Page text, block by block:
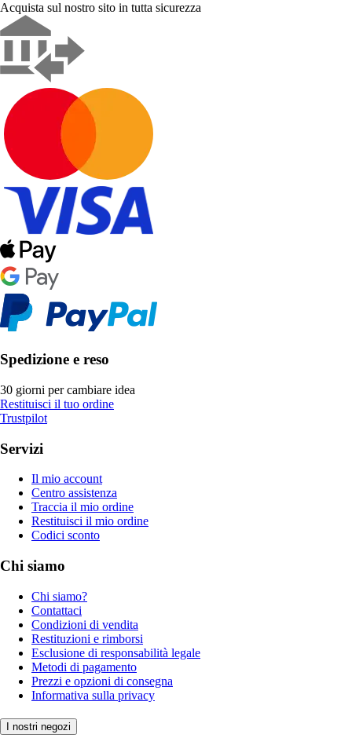
Acquista sul nostro sito in tutta sicurezza
Spedizione e reso
30 giorni per cambiare idea
Restituisci il tuo ordine
Trustpilot
Servizi
Il mio account
Centro assistenza
Traccia il mio ordine
Restituisci il mio ordine
Codici sconto
Chi siamo
Chi siamo?
Contattaci
Condizioni di vendita
Restituzioni e rimborsi
Esclusione di responsabilità legale
Metodi di pagamento
Prezzi e opzioni di consegna
Informativa sulla privacy
I nostri negozi